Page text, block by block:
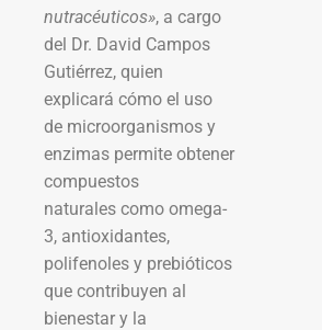
nutracéuticos», a cargo
del Dr. David Campos
Gutiérrez, quien
explicará cómo el uso
de microorganismos y
enzimas permite obtener
compuestos
naturales como omega-
3, antioxidantes,
polifenoles y prebióticos
que contribuyen al
bienestar y la